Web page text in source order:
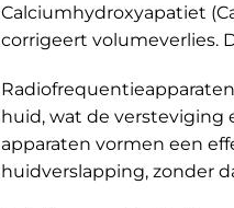
Calciumhydroxyapatiet
corrigeert volumeverlies.
huid, wat de versteviging
apparaten vormen een
huidverslapping, zonder